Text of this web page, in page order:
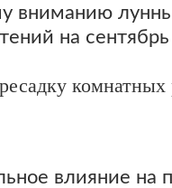
вниманию
на
комнатных
влияние на